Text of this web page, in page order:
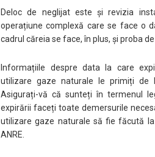
Deloc de neglijat este și revizia
operațiune complexă care se face o
cadrul căreia se face, în plus, și proba
Informațiile despre data la care
utilizare gaze naturale le primiți de
Asigurați-vă că sunteți în termenul
expirării faceți toate demersurile
utilizare gaze naturale să fie făcută
ANRE.